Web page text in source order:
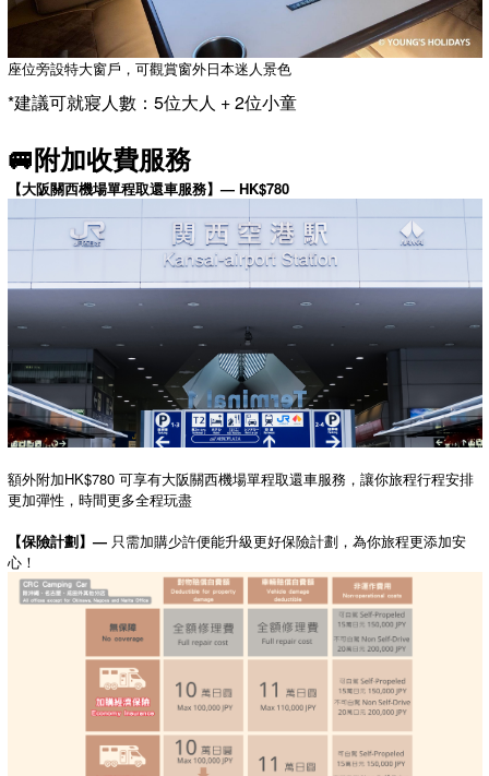
座位旁設特大窗戶，可觀賞窗外日本迷人景色
*建議可就寢人數：5位大人 + 2位小童
🚐附加收費服務
【大阪關西機場單程取還車服務】— HK$780
額外附加HK$780 可享有大阪關西機場單程取還車服務，讓你旅程行程安排
更加彈性，時間更多全程玩盡
【保險計劃】— 只需加購少許便能升級更好保險計劃，為你旅程更添加安
心！